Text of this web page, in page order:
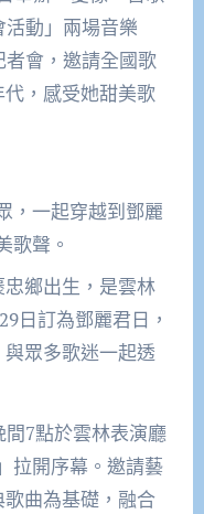
動」兩場音樂
會，邀請全國歌
，感受她甜美歌
，一起穿越到鄧麗
歌聲。
鄉出生，是雲林
日訂為鄧麗君日，
眾多歌迷一起透
7點於雲林表演廳
拉開序幕。邀請藝
曲為基礎，融合